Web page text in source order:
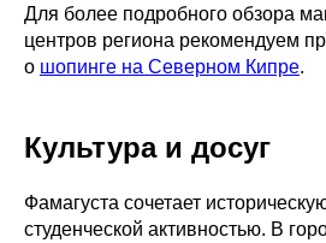
Для более подробного обзора
центров региона рекомендуем
о шопинге на Северном Кипре.
Культура и досуг
Фамагуста сочетает
студенческой активностью. В